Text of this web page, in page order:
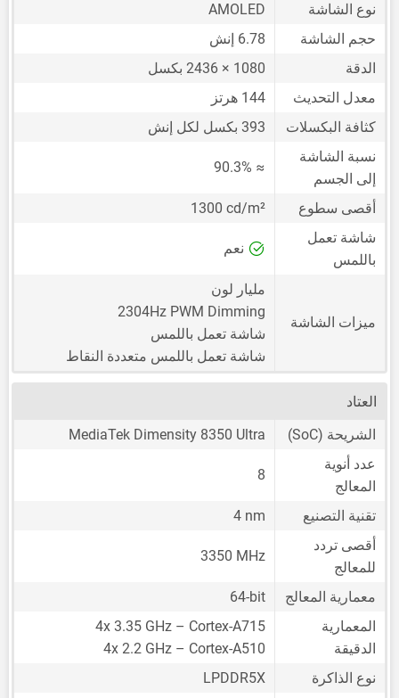
نوع الشاشة
AMOLED
حجم الشاشة
6.78 إنش
الدقة
1080 × 2436 بكسل
معدل التحديث
144 هرتز
كثافة البكسلات
393 بكسل لكل إنش
نسبة الشاشة
إلى الجسم
≈ 90.3%
أقصى سطوع
1300 cd/m²
شاشة تعمل
باللمس
نعم
ميزات الشاشة
مليار لون
2304Hz PWM Dimming
شاشة تعمل باللمس
شاشة تعمل باللمس متعددة النقاط
العتاد
الشريحة (SoC)
MediaTek Dimensity 8350 Ultra
عدد أنوية
المعالج
8
تقنية التصنيع
4 nm
أقصى تردد
للمعالج
3350 MHz
معمارية المعالج
64-bit
المعمارية
الدقيقة
4x 3.35 GHz – Cortex-A715
4x 2.2 GHz – Cortex-A510
نوع الذاكرة
LPDDR5X